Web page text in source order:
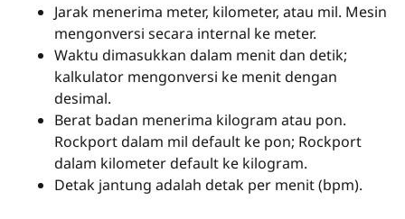
Jarak menerima meter, kilometer, atau mil. Mesin
mengonversi secara internal ke meter.
Waktu dimasukkan dalam menit dan detik;
kalkulator mengonversi ke menit dengan
desimal.
Berat badan menerima kilogram atau pon.
Rockport dalam mil default ke pon; Rockport
dalam kilometer default ke kilogram.
Detak jantung adalah detak per menit (bpm).